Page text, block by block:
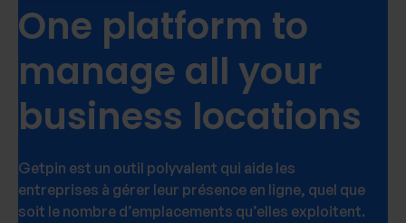
One platform to
manage all your
business locations
Getpin est un outil polyvalent qui aide les
entreprises à gérer leur présence en ligne, quel que
soit le nombre d’emplacements qu’elles exploitent.